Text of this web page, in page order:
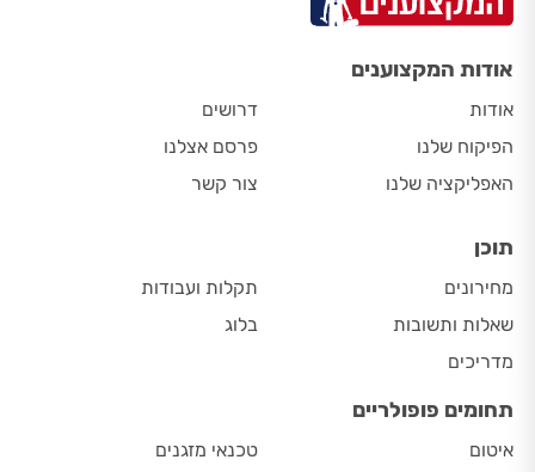
אודות המקצוענים
אודות
הפיקוח שלנו
האפליקציה שלנו
דרושים
פרסם אצלנו
צור קשר
תוכן
מחירונים
שאלות ותשובות
מדריכים
תקלות ועבודות
בלוג
תחומים פופולריים
איטום
טכנאי מזגנים